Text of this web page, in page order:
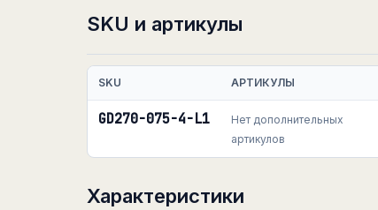
SKU и артикулы
SKU АРТИКУЛЫ
GD270-075-4-L1
Нет дополнительных
артикулов
Характеристики